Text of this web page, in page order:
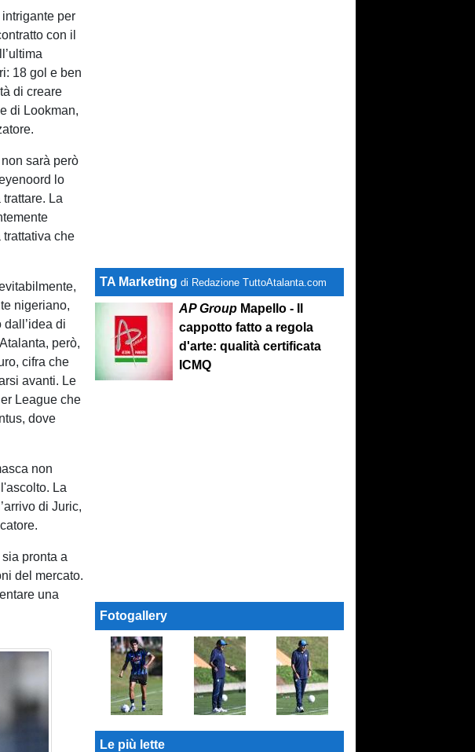
per
con il
18 gol e ben
di creare
di Lookman,
sarà però
lo
La
che
nigeriano,
di
però,
cifra che
avanti. Le
League che
dove
non
La
di Juric,
pronta a
del mercato.
una
TA Marketing di Redazione TuttoAtalanta.com
AP Group Mapello - Il
cappotto fatto a regola
d'arte: qualità certificata
ICMQ
Fotogallery
Le più lette